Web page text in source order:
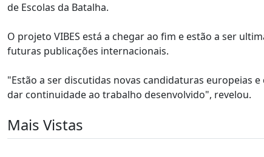
de Escolas da Batalha.
O projeto VIBES está a chegar ao fim e estão a ser
futuras publicações internacionais.
"Estão a ser discutidas novas candidaturas europeias
dar continuidade ao trabalho desenvolvido", revelou.
Mais Vistas